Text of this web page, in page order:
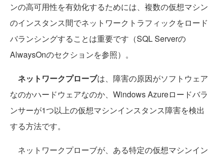
ンの高可用性を有効化するためには、複数の仮想マシン
のインスタンス間でネットワークトラフィックをロード
バランシングすることは重要です（SQL Serverの
AlwaysOnのセクションを参照）。
ネットワークプローブは、障害の原因がソフトウェア
なのかハードウェアなのか、Windows Azureロードバラ
ンサーが1つ以上の仮想マシンインスタンス障害を検出
する方法です。
ネットワークプローブが、ある特定の仮想マシンイン